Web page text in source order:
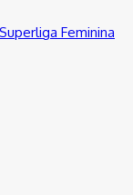
Feminina